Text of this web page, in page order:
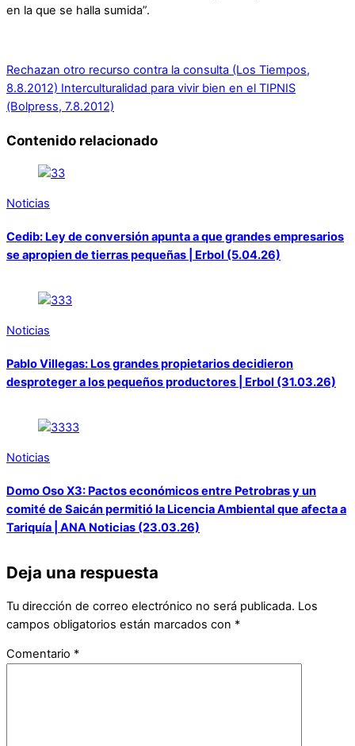
en la que se halla sumida”.
Rechazan otro recurso contra la consulta (Los Tiempos,
8.8.2012) Interculturalidad para vivir bien en el TIPNIS
(Bolpress, 7.8.2012)
Contenido relacionado
Noticias
Cedib: Ley de conversión apunta a que grandes empresarios
se apropien de tierras pequeñas | Erbol (5.04.26)
Noticias
Pablo Villegas: Los grandes propietarios decidieron
desproteger a los pequeños productores | Erbol (31.03.26)
Noticias
Domo Oso X3: Pactos económicos entre Petrobras y un
comité de Saicán permitió la Licencia Ambiental que afecta a
Tariquía | ANA Noticias (23.03.26)
Deja una respuesta
Tu dirección de correo electrónico no será publicada. Los
campos obligatorios están marcados con *
Comentario *